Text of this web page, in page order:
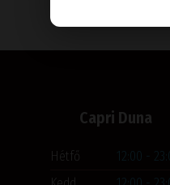
Capri Duna
Hétfő
12:00 -